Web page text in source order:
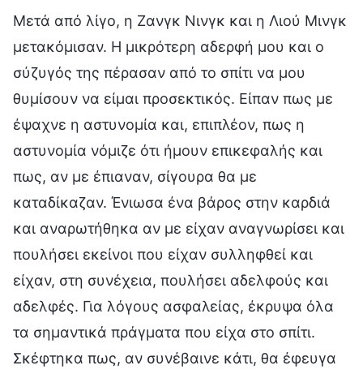
Μετά από λίγο, η Ζανγκ Νινγκ και η Λιού Μινγκ
μετακόμισαν. Η μικρότερη αδερφή μου και ο
σύζυγός της πέρασαν από το σπίτι να μου
θυμίσουν να είμαι προσεκτικός. Είπαν πως με
έψαχνε η αστυνομία και, επιπλέον, πως η
αστυνομία νόμιζε ότι ήμουν επικεφαλής και
πως, αν με έπιαναν, σίγουρα θα με
καταδίκαζαν. Ένιωσα ένα βάρος στην καρδιά
και αναρωτήθηκα αν με είχαν αναγνωρίσει και
πουλήσει εκείνοι που είχαν συλληφθεί και
είχαν, στη συνέχεια, πουλήσει αδελφούς και
αδελφές. Για λόγους ασφαλείας, έκρυψα όλα
τα σημαντικά πράγματα που είχα στο σπίτι.
Σκέφτηκα πως, αν συνέβαινε κάτι, θα έφευγα